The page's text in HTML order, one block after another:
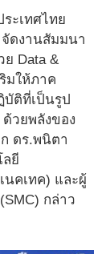
ะเทศไทย
ดงานสัมมนา
ย Data &
มให้ภาค
ติที่เป็นรูป
วยพลังของ
ดร.พนิตา
ยี
นคเทค) และผู้
กล่าว